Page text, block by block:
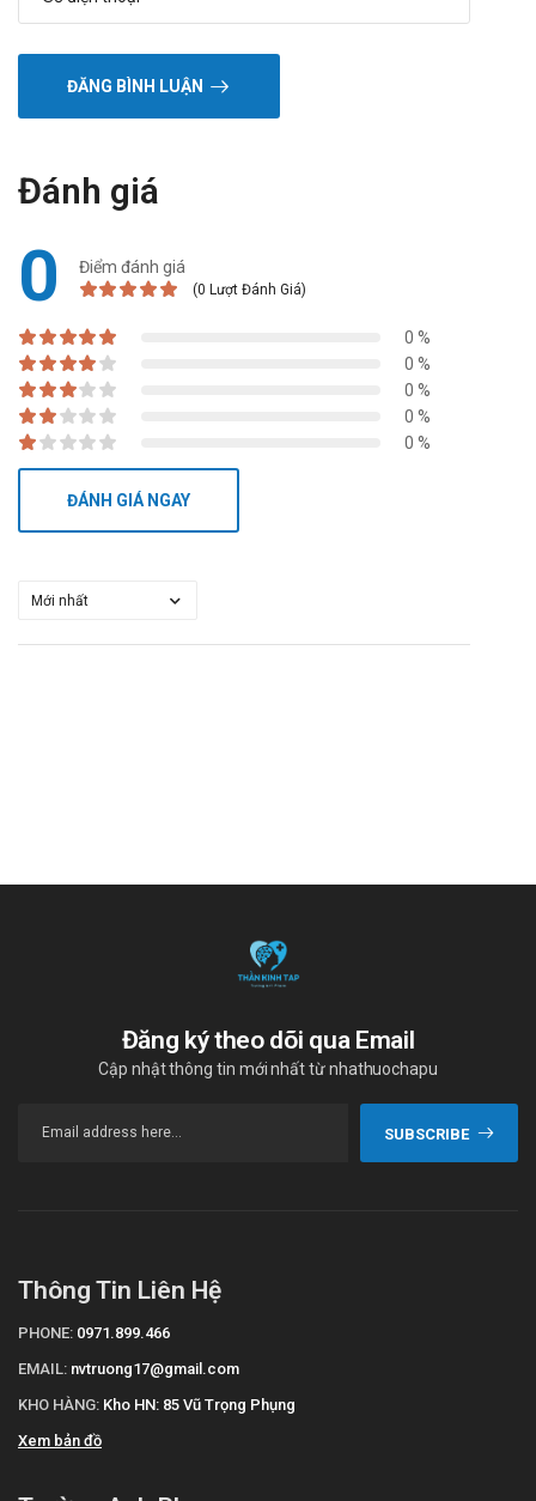
ĐĂNG BÌNH LUẬN
Đánh giá
0 Điểm đánh giá
(0 Lượt Đánh Giá)
0 %
0 %
0 %
0 %
0 %
ĐÁNH GIÁ NGAY
Đăng ký theo dõi qua Email
Cập nhật thông tin mới nhất từ nhathuochapu
SUBSCRIBE
Thông Tin Liên Hệ
PHONE: 0971.899.466
EMAIL: nvtruong17@gmail.com
KHO HÀNG: Kho HN: 85 Vũ Trọng Phụng
Xem bản đồ